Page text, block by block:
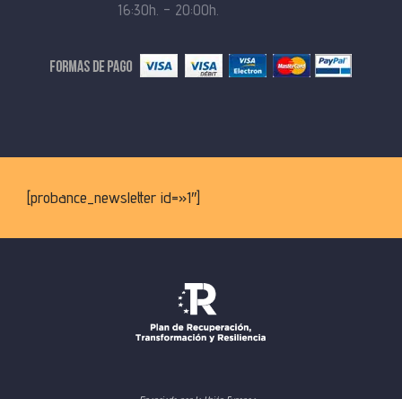
16:30h. – 20:00h.
[probance_newsletter id=»1″]